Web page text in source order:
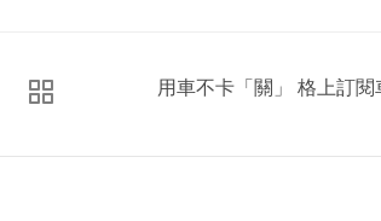
用車不卡「關」 格上訂